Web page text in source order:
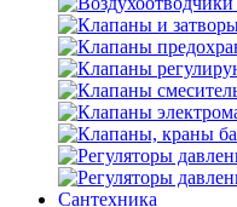
Сантехника